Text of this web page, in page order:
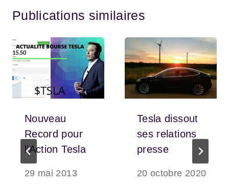
Publications similaires
Nouveau
Record pour
l’Action Tesla
29 mai 2013
Tesla dissout
ses relations
presse
20 octobre 2020